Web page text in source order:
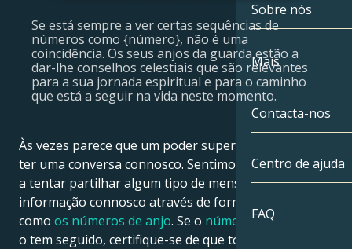
Áries
Touro
Gémeos
Cancro
Leo
Virgem
Mapa de
Celebridades
Até à data
Sobre nós
Mais
Tarot
Números de
Contacta-nos
Centro de ajuda
FAQ
Se está sempre a ver certas sequências de
números como {número}, não é uma
coincidência. Os seus anjos da guarda estão a
dar-lhe conselhos celestiais que são relevantes
para a sua jornada espiritual e para o caminho
que está a seguir na vida neste momento.
Às vezes parece que um poder superior está a tentar
ter uma conversa connosco. Sentimos que eles estão
a tentar partilhar algum tipo de mensagem ou
informação connosco através de formas antiquadas,
como os números de anjo. Se o número de anjo 116
o tem seguido, certifique-se de que toma atenção ao